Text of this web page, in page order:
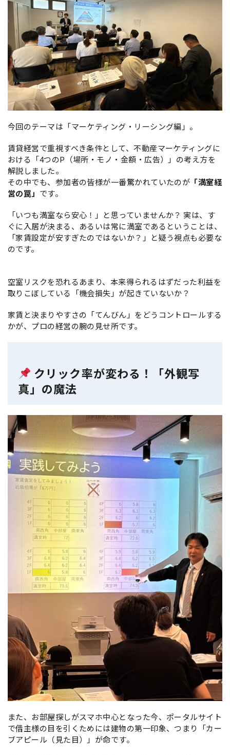
今回のテーマは「マーケティング・リーシング編」。
賃貸経営で重視すべき条件として、不動産マーケティングに
おける「4つのP（場所・モノ・金額・広告）」の考え方を
解説しました。
その中でも、参加者の皆様が一番驚かれていたのが 「満室経
営の罠」 です。
「いつも満室なら安心！」と思っていませんか？ 実は、す
ぐに入居が決まる、あるいは常に満室であるということは、
「家賃設定が安すぎたのではないか？」と疑う視点も必要な
のです。
空室リスクを恐れるあまり、本来得られるはずだった利益を
取りこぼしている「機会損失」が起きていないか？
家賃と決まりやすさの「てんびん」をどうコントロールする
かが、プロの経営の腕の見せ所です。
クリック率が変わる！「外観写
真」の魔法
また、お部屋探しがスマホ中心となった今、ポータルサイト
で借主様の目を引くためには建物の第一印象、つまり「カー
ブアピール（見た目）」が命です。